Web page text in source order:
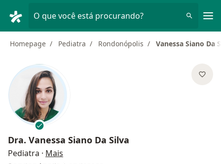
O que você está procurando?
Homepage Pediatra Rondonópolis Vanessa Siano Da
Dra. Vanessa Siano Da Silva
Pediatra · Mais